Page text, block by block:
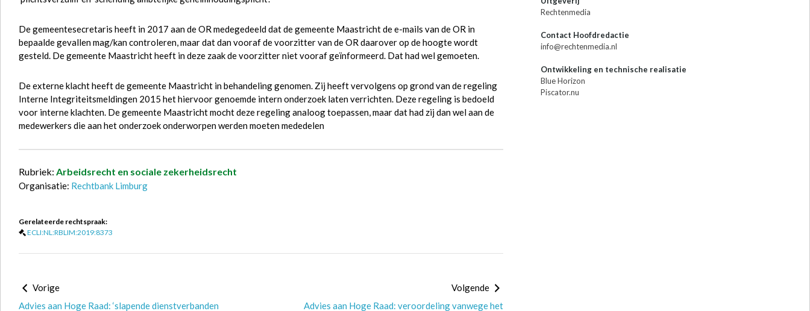
De gemeentesecretaris heeft in 2017 aan de OR medegedeeld dat de gemeente Maastricht de e-mails van de OR in
bepaalde gevallen mag/kan controleren, maar dat dan vooraf de voorzitter van de OR daarover op de hoogte wordt
gesteld. De gemeente Maastricht heeft in deze zaak de voorzitter niet vooraf geïnformeerd. Dat had wel gemoeten.
De externe klacht heeft de gemeente Maastricht in behandeling genomen. Zij heeft vervolgens op grond van de regeling
Interne Integriteitsmeldingen 2015 het hiervoor genoemde intern onderzoek laten verrichten. Deze regeling is bedoeld
voor interne klachten. De gemeente Maastricht mocht deze regeling analoog toepassen, maar dat had zij dan wel aan de
medewerkers die aan het onderzoek onderworpen werden moeten mededelen
Rubriek: Arbeidsrecht en sociale zekerheidsrecht
Organisatie: Rechtbank Limburg
Gerelateerde rechtspraak:
ECLI:NL:RBLIM:2019:8373
Vorige
Advies aan Hoge Raad: ‘slapende dienstverbanden
Volgende
Advies aan Hoge Raad: veroordeling vanwege het
Rechtenmedia
Contact Hoofdredactie
info@rechtenmedia.nl
Ontwikkeling en technische realisatie
Blue Horizon
Piscator.nu